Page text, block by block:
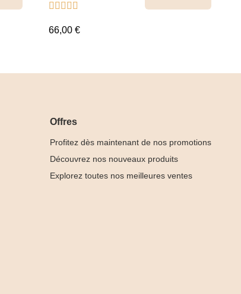
nuancier
    
66,00 €
Offres
Profitez dès maintenant de nos promotions
Découvrez nos nouveaux produits
Explorez toutes nos meilleures ventes